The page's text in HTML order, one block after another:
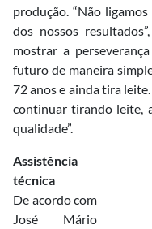
produção. “Não
dos nossos
mostrar a
futuro de maneira
72 anos e ainda tira
continuar tirando leite,
qualidade”.
Assistência
técnica
De acordo com
José Mário